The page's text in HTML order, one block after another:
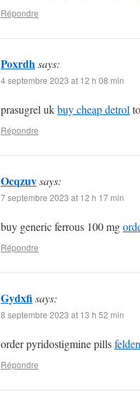
Répondre
Poxrdhsays:
4 septembre 2023 at 12 h 08 min
prasugrel ukbuy cheap detrol
Répondre
Ocqzuvsays:
7 septembre 2023 at 12 h 17 min
buy generic ferrous 100 mg
Répondre
Gydxfisays:
8 septembre 2023 at 13 h 52 min
order pyridostigmine pills
Répondre